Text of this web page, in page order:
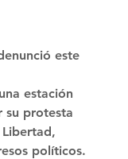
este
estación
su protesta
políticos.